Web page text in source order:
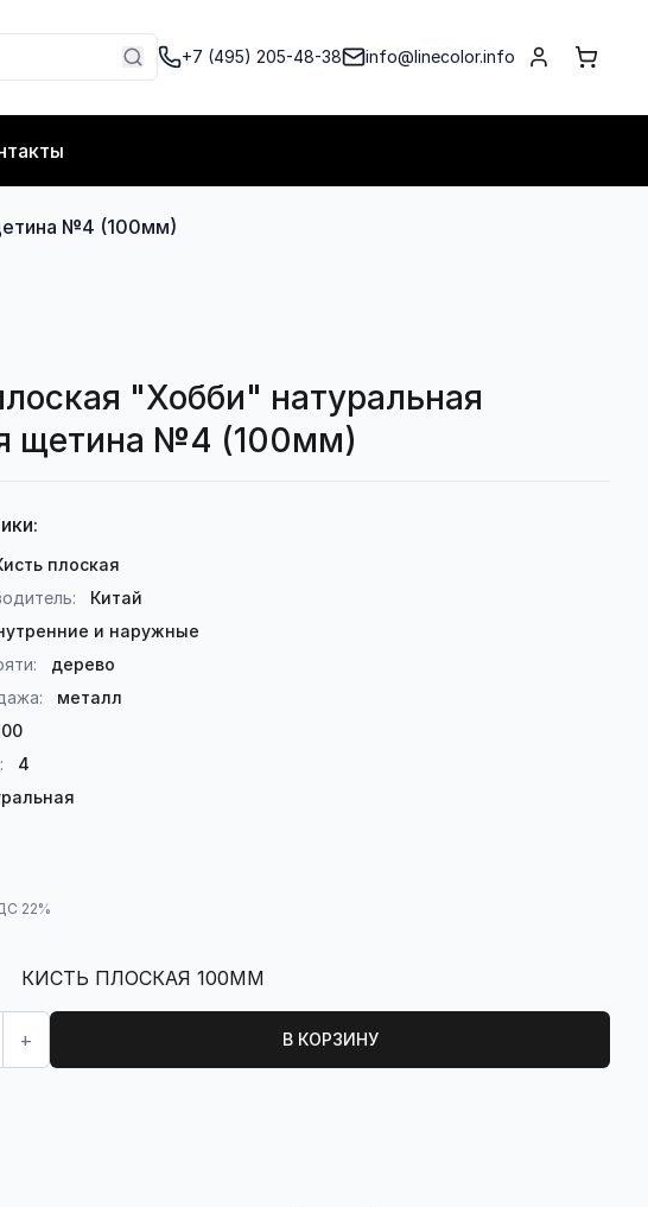
+7 (495) 205-48-38 info@linecolor.info Войти
№4 (100мм)
"Хобби" натуральная
щетина №4 (100мм)
плоская
Китай
и наружные
дерево
металл
4
22%
КИСТЬ ПЛОСКАЯ 100ММ
+ В КОРЗИНУ